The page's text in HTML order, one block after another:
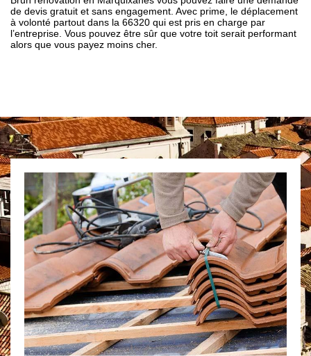
de devis gratuit et sans engagement. Avec prime, le déplacement
à volonté partout dans la 66320 qui est pris en charge par
l’entreprise. Vous pouvez être sûr que votre toit serait performant
alors que vous payez moins cher.